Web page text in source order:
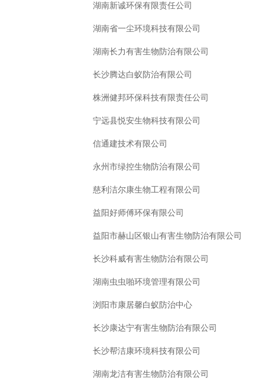
湖南新诚环保有限责任公司
湖南省一尘环境科技有限公司
湖南长力有害生物防治有限公司
长沙腾达白蚁防治有限公司
株洲健邦环保科技有限责任公司
宁远县悦安生物科技有限公司
信通建技术有限公司
永州市绿控生物防治有限公司
慈利洁尔康生物工程有限公司
益阳好师傅环保有限公司
益阳市赫山区银山有害生物防治有限公司
长沙科威有害生物防治有限公司
湖南虫虫啪环境管理有限公司
浏阳市康居馨白蚁防治中心
长沙康达宁有害生物防治有限公司
长沙帮洁康环境科技有限公司
湖南龙洁有害生物防治有限公司